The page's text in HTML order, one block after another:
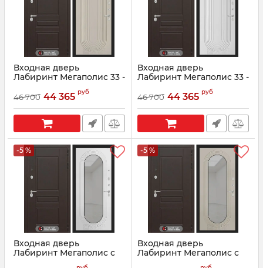
Входная дверь
Лабиринт Мегаполис 33 -
Артикул: 23620014
46 700 44 365 руб
Входная дверь
Лабиринт Мегаполис 33 -
Артикул: 2362514
46 700 44 365 руб
-5 %
Входная дверь
Лабиринт Мегаполис с
зеркалом Дольче -
-5 %
Входная дверь
Лабиринт Мегаполис с
зеркалом Дольче -